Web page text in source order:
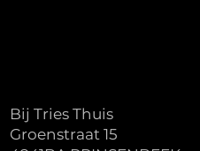
Bij Tries Thuis
Groenstraat 15